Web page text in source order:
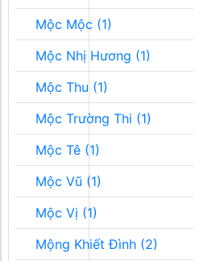
Mộc Mộc (1)
Mộc Nhị Hương (1)
Mộc Thu (1)
Mộc Trường Thi (1)
Mộc Tê (1)
Mộc Vũ (1)
Mộc Vị (1)
Mộng Khiết Đình (2)